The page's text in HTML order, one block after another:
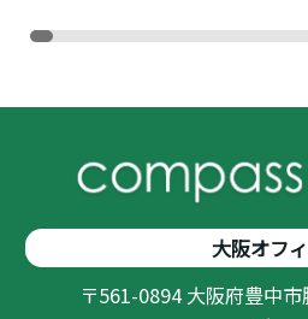
大阪オフ
〒561-0894 大阪府豊中